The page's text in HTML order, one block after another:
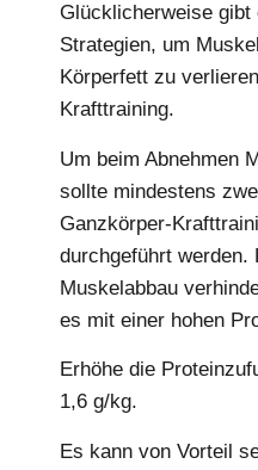
Glücklicherweise gibt
Strategien, um
Körperfett zu
Krafttraining.
Um beim Abnehmen
sollte mindestens
Ganzkörper-
durchgeführt werden.
Muskelabbau
es mit einer hohen
Erhöhe die
1,6 g/kg.
Es kann von Vorteil